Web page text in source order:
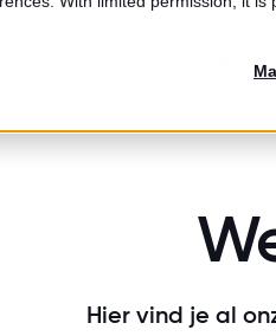
Hier vind je al